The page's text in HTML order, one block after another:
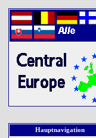
Hauptnavigation